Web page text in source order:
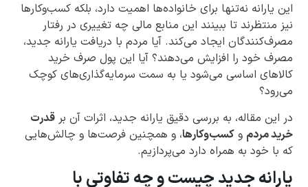
این یارانه نه‌تنها برای خانواده‌ها اهمیت دارد، بلکه کسب‌وکارها
نیز منتظرند تا ببینند این منابع مالی چه تغییری در رفتار
مصرف‌کنندگان ایجاد می‌کند. آیا مردم با دریافت یارانه جدید،
مصرف خود را افزایش می‌دهند؟ آیا این پول صرف خرید
کالاهای اساسی می‌شود یا به سمت سرمایه‌گذاری‌های کوچک
می‌رود؟
در این مقاله، به بررسی دقیق یارانه جدید، اثرات آن بر قدرت
خرید مردم و کسب‌وکارها، و همچنین فرصت‌ها و چالش‌هایی
که با خود به همراه دارد می‌پردازیم.
یارانه جدید چیست و چه تفاوتی با